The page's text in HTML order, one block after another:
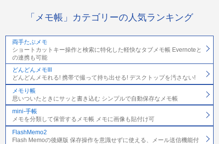
「メモ帳」カテゴリーの人気ランキング
両手たぶメモ
ショートカットキー操作と検索に特化した軽快なタブメモ帳 Evernoteと
の連携も可能
どんどんメモIII
どんどんメモれる! 携帯で撮って持ち出せる! デスクトップを汚さない!
メモり帳
思いついたときにサッと書き込む シンプルで自動保存なメモ帳
mini-手帳
メモを分類して保管するメモ帳 メモに画像も貼付け可
FlashMemo2
Flash Memoの後継版 保存操作を意識せずに使える、メール送信機能付